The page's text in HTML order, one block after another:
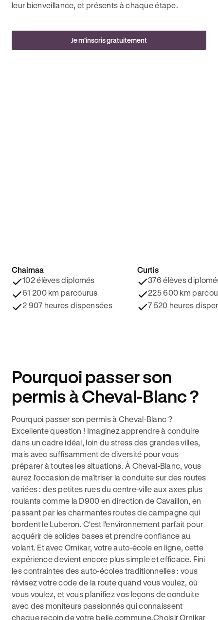
leur bienveillance, et présents à chaque étape.
Je m’inscris gratuitement
4.8/5 ⭐️
Chaimaa
102 élèves diplomés
61 200 km parcourus
2 907 heures dispensées
4.9/5 ⭐️
Curtis
376 élèves
225 600 km
7 520 heures
Pourquoi passer son
permis à Cheval-Blanc ?
Pourquoi passer son permis à Cheval-Blanc ?
Excellente question ! Imaginez apprendre à conduire
dans un cadre idéal, loin du stress des grandes villes,
mais avec suffisamment de diversité pour vous
préparer à toutes les situations. À Cheval-Blanc, vous
aurez l'occasion de maîtriser la conduite sur des routes
variées : des petites rues du centre-ville aux axes plus
roulants comme la D900 en direction de Cavaillon, en
passant par les charmantes routes de campagne qui
bordent le Luberon. C'est l'environnement parfait pour
acquérir de solides bases et prendre confiance au
volant. Et avec Ornikar, votre auto-école en ligne, cette
expérience devient encore plus simple et efficace. Fini
les contraintes des auto-écoles traditionnelles : vous
révisez votre code de la route quand vous voulez, où
vous voulez, et vous planifiez vos leçons de conduite
avec des moniteurs passionnés qui connaissent
chaque recoin de votre belle commune.Choisir Ornikar